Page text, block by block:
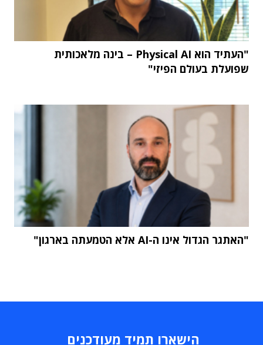
"העתיד הוא Physical AI – בינה מלאכותית
שפועלת בעולם הפיזי"
"האתגר הגדול אינו ה-AI אלא הטמעתה בארגון"
הישארו תמיד מעודכנים